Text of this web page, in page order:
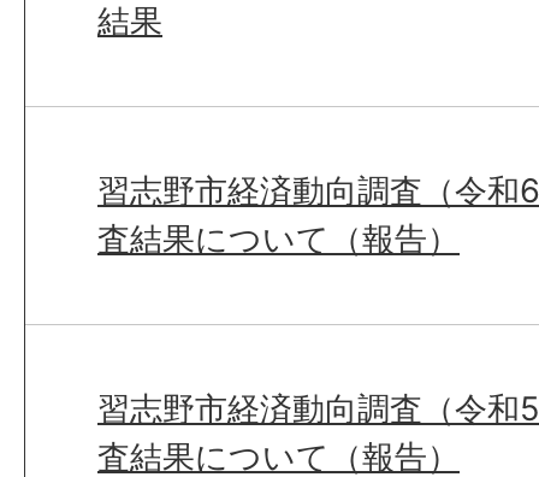
結果
習志野市経済動向調査（令和
査結果について（報告）
習志野市経済動向調査（令和
査結果について（報告）